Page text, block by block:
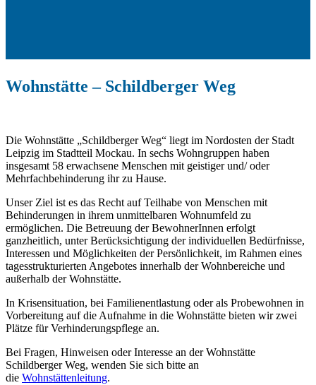
Wohnstätte – Schildberger Weg
Die Wohnstätte „Schildberger Weg“ liegt im Nordosten der Stadt
Leipzig im Stadtteil Mockau. In sechs Wohngruppen haben
insgesamt 58 erwachsene Menschen mit geistiger und/ oder
Mehrfachbehinderung ihr zu Hause.
Unser Ziel ist es das Recht auf Teilhabe von Menschen mit
Behinderungen in ihrem unmittelbaren Wohnumfeld zu
ermöglichen. Die Betreuung der BewohnerInnen erfolgt
ganzheitlich, unter Berücksichtigung der individuellen Bedürfnisse,
Interessen und Möglichkeiten der Persönlichkeit, im Rahmen eines
tagesstrukturierten Angebotes innerhalb der Wohnbereiche und
außerhalb der Wohnstätte.
In Krisensituation, bei Familienentlastung oder als Probewohnen in
Vorbereitung auf die Aufnahme in die Wohnstätte bieten wir zwei
Plätze für Verhinderungspflege an.
Bei Fragen, Hinweisen oder Interesse an der Wohnstätte
Schildberger Weg, wenden Sie sich bitte an
die Wohnstättenleitung.